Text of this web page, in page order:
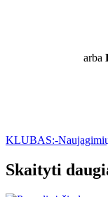
arba
KLUBAS:-
Skaityti